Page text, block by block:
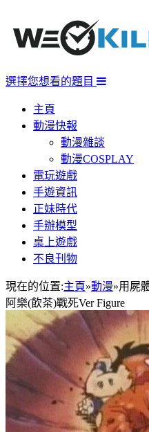
選擇您想看的題目
主頁
動漫快報
動漫雜談
動漫COSPLAY
電玩遊戲
手遊資訊
正妹時代
手辦模型
桌上遊戲
不良刊物
現在的位置:主頁»動漫»用屍
阿樂(飲茶)戰死Ver Figure